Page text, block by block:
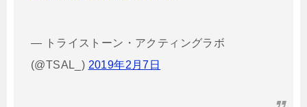
— トライストーン・アクティングラボ
(@TSAL_) 2019年2月7日